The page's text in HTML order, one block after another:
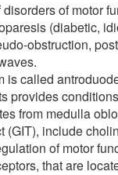
of motor
(diabetic,
obstruction,
called
provides
from medulla
include
of motor
that are